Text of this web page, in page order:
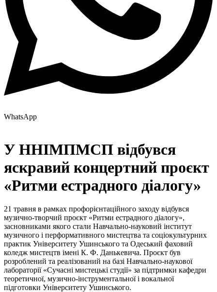
WhatsApp
У ННІМПМСП відбувся
яскравий концертний проєкт
«Ритми естрадного діалогу»
21 травня в рамках профорієнтаційного заходу відбувся
музично-творчий проєкт «Ритми естрадного діалогу»,
засновниками якого стали Навчально-науковий інститут
музичного і перформативного мистецтва та соціокультурних
практик Університету Ушинського та Одеський фаховий
коледж мистецтв імені К. Ф. Данькевича. Проєкт був
розроблений та реалізований на базі Навчально-наукової
лабораторії «Сучасні мистецькі студії» за підтримки кафедри
теоретичної, музично-інструментальної і вокальної
підготовки Університету Ушинського.